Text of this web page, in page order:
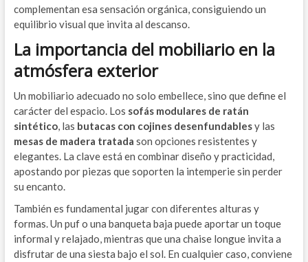
complementan esa sensación orgánica, consiguiendo un
equilibrio visual que invita al descanso.
La importancia del mobiliario en la
atmósfera exterior
Un mobiliario adecuado no solo embellece, sino que define el
carácter del espacio. Los sofás modulares de ratán
sintético, las butacas con cojines desenfundablesy las
mesas de madera tratada son opciones resistentes y
elegantes. La clave está en combinar diseño y practicidad,
apostando por piezas que soporten la intemperie sin perder
su encanto.
También es fundamental jugar con diferentes alturas y
formas. Un puf o una banqueta baja puede aportar un toque
informal y relajado, mientras que una chaise longue invita a
disfrutar de una siesta bajo el sol. En cualquier caso, conviene